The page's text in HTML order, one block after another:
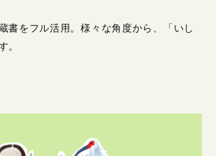
書をフル活用。様々な角度から、「いし
。